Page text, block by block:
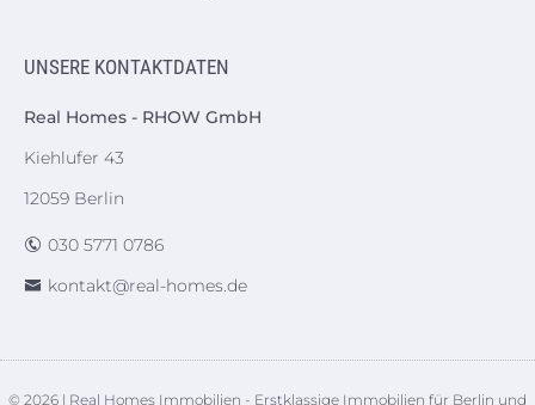
UNSERE KONTAKTDATEN
Real Homes - RHOW GmbH
Kiehlufer 43
12059 Berlin
030 5771 0786
kontakt@real-homes.de
© 2026 | Real Homes Immobilien - Erstklassige Immobilien für Berlin und